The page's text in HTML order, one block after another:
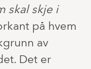
skal skje i
på hvem
av
Det er